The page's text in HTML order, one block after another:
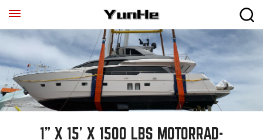
1" X 15' X 1500 LBS MOTORRAD-